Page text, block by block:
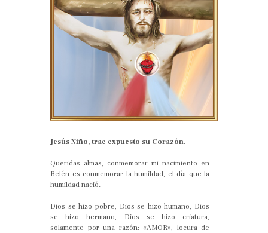
Jesús Niño, trae expuesto su Corazón.
Queridas almas, conmemorar mi nacimiento en
Belén es conmemorar la humildad, el día que la
humildad nació.
Dios se hizo pobre, Dios se hizo humano, Dios
se hizo hermano, Dios se hizo criatura,
solamente por una razón: «AMOR», locura de